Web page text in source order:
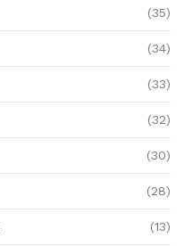
(35)
(34)
(33)
(32)
(30)
(28)
(13)